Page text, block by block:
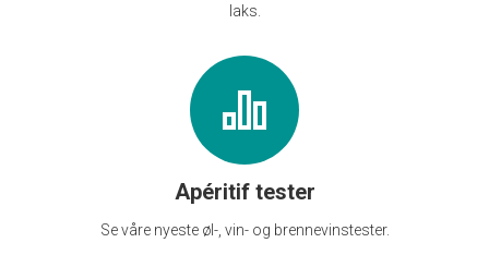
laks.
Apéritif tester
Se våre nyeste øl-, vin- og brennevinstester.